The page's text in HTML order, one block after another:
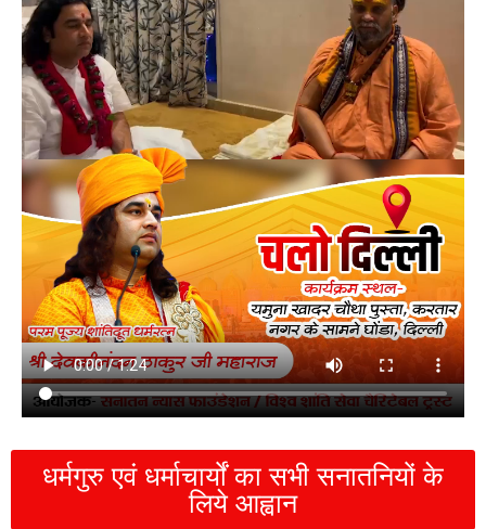
धर्मगुरु एवं धर्माचार्यों का सभी सनातनियों के
लिये आह्वान